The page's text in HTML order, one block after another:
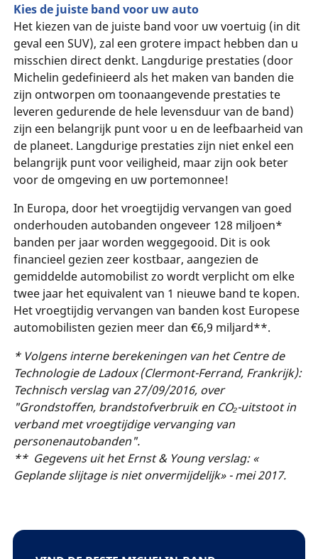
Kies de juiste band voor uw auto
Het kiezen van de juiste band voor uw voertuig (in dit
geval een SUV), zal een grotere impact hebben dan u
misschien direct denkt. Langdurige prestaties (door
Michelin gedefinieerd als het maken van banden die
zijn ontworpen om toonaangevende prestaties te
leveren gedurende de hele levensduur van de band)
zijn een belangrijk punt voor u en de leefbaarheid van
de planeet. Langdurige prestaties zijn niet enkel een
belangrijk punt voor veiligheid, maar zijn ook beter
voor de omgeving en uw portemonnee!
In Europa, door het vroegtijdig vervangen van goed
onderhouden autobanden ongeveer 128 miljoen*
banden per jaar worden weggegooid. Dit is ook
financieel gezien zeer kostbaar, aangezien de
gemiddelde automobilist zo wordt verplicht om elke
twee jaar het equivalent van 1 nieuwe band te kopen.
Het vroegtijdig vervangen van banden kost Europese
automobilisten gezien meer dan €6,9 miljard**.
* Volgens interne berekeningen van het Centre de
Technologie de Ladoux (Clermont-Ferrand, Frankrijk):
Technisch verslag van 27/09/2016, over
"Grondstoffen, brandstofverbruik en CO₂-uitstoot in
verband met vroegtijdige vervanging van
personenautobanden".
** Gegevens uit het Ernst & Young verslag: «
Geplande slijtage is niet onvermijdelijk» - mei 2017.